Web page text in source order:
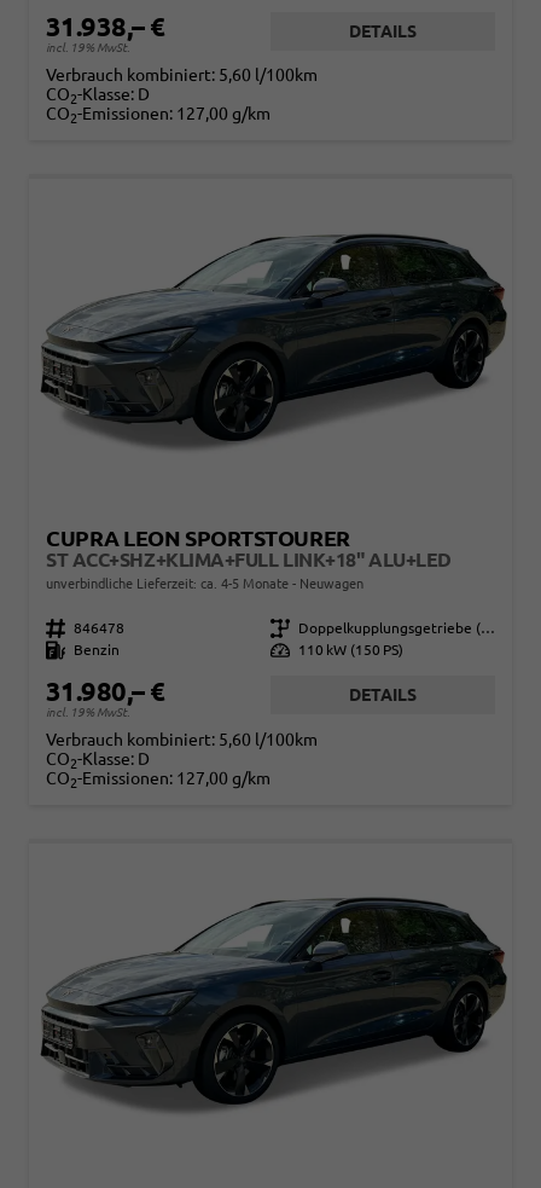
31.938,– €
incl. 19% MwSt.
DETAILS
Verbrauch kombiniert: 5,60 l/100km
CO2-Klasse: D
CO2-Emissionen: 127,00 g/km
CUPRA LEON SPORTSTOURER
ST ACC+SHZ+KLIMA+FULL LINK+18" ALU+LED
unverbindliche Lieferzeit: ca. 4-5 Monate Neuwagen
Fahrzeugnr. 846478 Getriebe
Doppelkupplungsgetriebe (DSG)
Kraftstoff
Benzin Leistung 110 kW (150 PS)
31.980,– €
incl. 19% MwSt.
DETAILS
Verbrauch kombiniert: 5,60 l/100km
CO2-Klasse: D
CO2-Emissionen: 127,00 g/km